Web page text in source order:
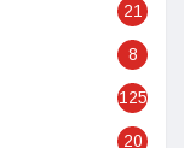
21
8
125
20